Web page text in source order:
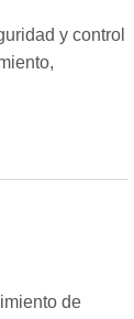
y control
de